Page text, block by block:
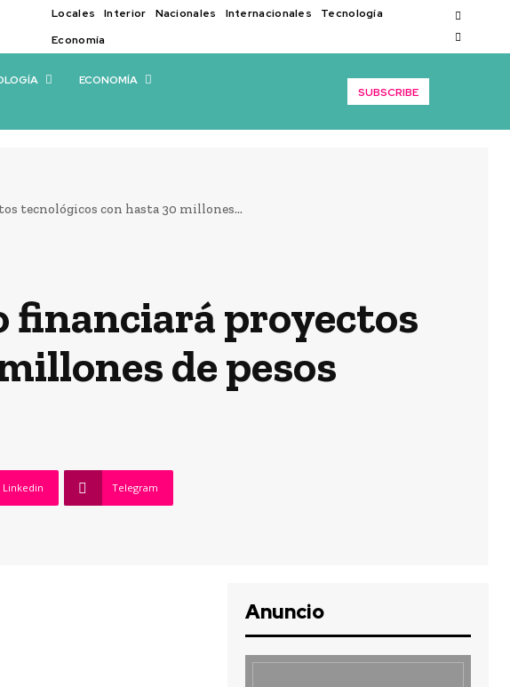
Locales Interior Nacionales Internacionales
Tecnología
Economía
ECONOMÍA
SUBSCRIBE
tecnológicos con hasta 30 millones...
financiará proyectos
de pesos
Linkedin Telegram
Anuncio